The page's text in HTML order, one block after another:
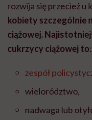
rozwija się przecież u
kobiety szczególnie
ciążowej.
cukrzycy ciążowej to:
zespół
wielorództwo,
nadwaga lub